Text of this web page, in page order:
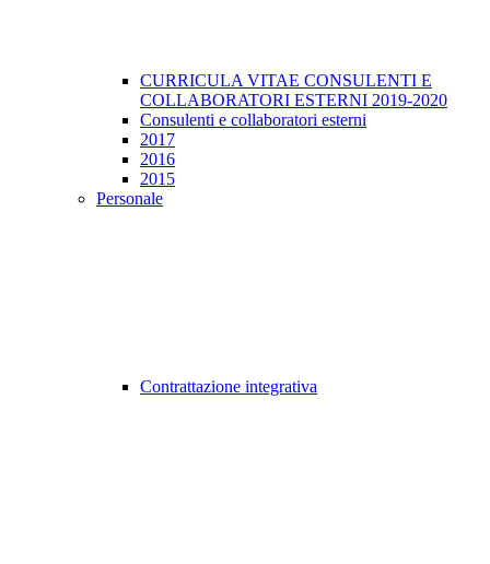
CURRICULA VITAE CONSULENTI E
COLLABORATORI ESTERNI 2019-2020
Consulenti e collaboratori esterni
2017
2016
2015
Personale
Contrattazione integrativa